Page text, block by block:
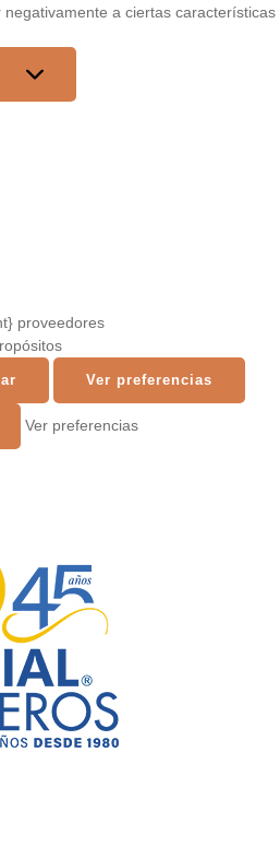
a ciertas características
proveedores
Ver preferencias
Ver preferencias